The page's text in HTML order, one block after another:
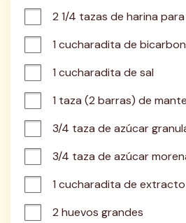
2 1/4 tazas de harina
1 cucharadita de
1 cucharadita de sal
1 taza (2 barras) de
3/4 taza de azúcar
3/4 taza de azúcar
1 cucharadita de extracto
2 huevos grandes